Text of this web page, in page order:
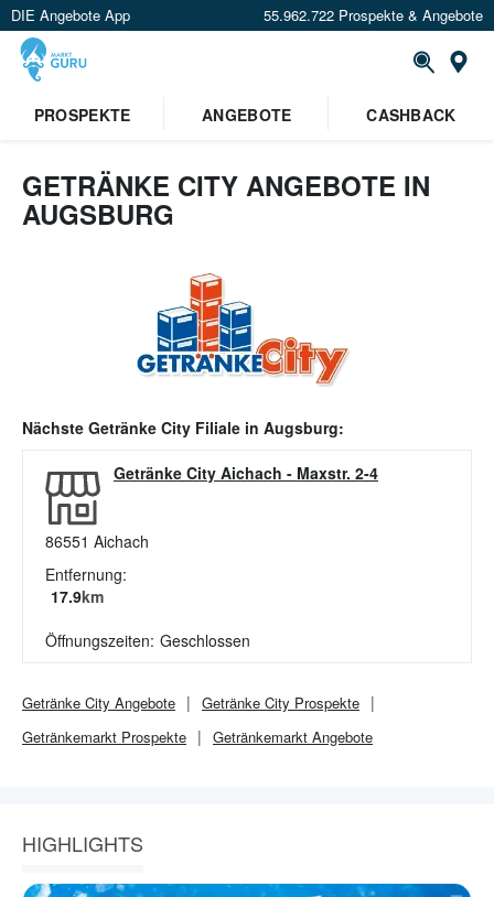
DIE Angebote App 55.962.722 Prospekte & Angebote
PROSPEKTE
ANGEBOTE CASHBACK
GETRÄNKE CITY ANGEBOTE IN
AUGSBURG
Nächste Getränke City Filiale in Augsburg:
Getränke City Aichach - Maxstr. 2-4
86551 Aichach
Entfernung:
17.9km
Öffnungszeiten: Geschlossen
Getränke City Angebote Getränke City Prospekte
Getränkemarkt Prospekte Getränkemarkt Angebote
HIGHLIGHTS